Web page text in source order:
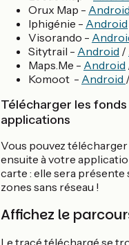
Orux Map - Android
Iphigénie - Android
Visorando -
Sitytrail - Android /
Maps.Me - Android
Komoot - Android /
Télécharger les
applications
Vous pouvez
ensuite à votre
carte : elle sera
zones sans réseau !
Affichez le
Le tracé téléchargé se